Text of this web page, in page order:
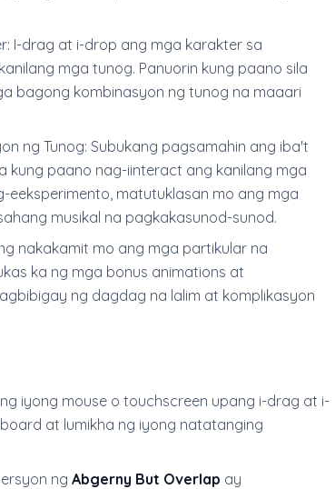
I-drag at i-drop ang mga karakter sa
mga tunog. Panuorin kung paano sila
bagong kombinasyon ng tunog na maaari
ng Tunog: Subukang pagsamahin ang iba't
kung paano nag-iinteract ang kanilang mga
matutuklasan mo ang mga
musikal na pagkakasunod-sunod.
nakakamit mo ang mga partikular na
ka ng mga bonus animations at
ng dagdag na lalim at komplikasyon
iyong mouse o touchscreen upang i-drag at i-
at lumikha ng iyong natatanging
ng Abgerny But Overlap ay